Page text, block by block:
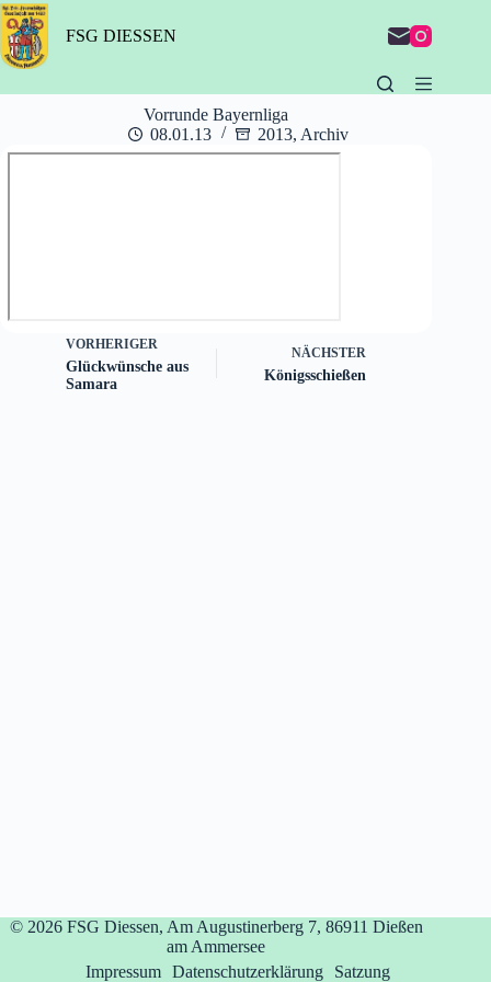
Zum
Inhalt
springen
FSG DIESSEN
Vorrunde Bayernliga
08.01.13
2013, Archiv
VORHERIGER
Glückwünsche aus
Samara
NÄCHSTER
Königsschießen
© 2026 FSG Diessen, Am Augustinerberg 7, 86911 Dießen
am Ammersee
Impressum Datenschutzerklärung Satzung